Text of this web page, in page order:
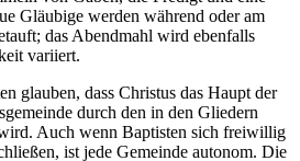
Gläubige werden während oder am
das Abendmahl wird ebenfalls
variiert.
glauben, dass Christus das Haupt der
durch den in den Gliedern
Auch wenn Baptisten sich freiwillig
ist jede Gemeinde autonom. Die